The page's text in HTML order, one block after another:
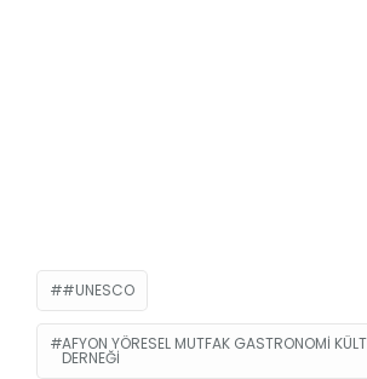
#UNESCO
AFYON YÖRESEL MUTFAK GASTRONOMI
DERNEĞI